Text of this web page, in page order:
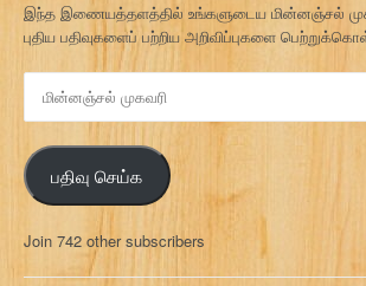
இந்த இணையத்தளத்தில் உங்களுடைய மின்னஞ்சல்
புதிய பதிவுகளைப் பற்றிய அறிவிப்புகளை
ன
ஞ்
ச
ல்
க
வ
பதிவு செய்க
Join 742 other subscribers